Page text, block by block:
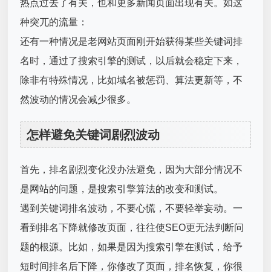
热点过去了有关，也和更多新闻页面出现有关。如这
种突兀的流量：
还有一种情况是老网站页面刚开始获得某些关键词排
名时，通过了搜索引擎的测试，以后就会稳定下来，
除非有特殊情况，比如域名被惩罚、算法更新等，不
然波动的情况会减少很多。
怎样避免关键词剧烈波动
首先，排名剧烈变化没办法避免，因为大部分情况不
是网站的问题，是搜索引擎算法的改变和测试。
遇到关键词排名波动，不要心慌，不要轻举妄动。一
看到排名下降就修改页面，往往使SEO更无法判断问
题的根源。比如，如果是因为搜索引擎在测试，给予
短时间排名后下降，你修改了页面，排名恢复，你很